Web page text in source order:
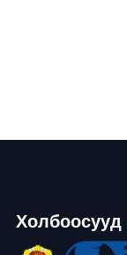
Холбоосууд